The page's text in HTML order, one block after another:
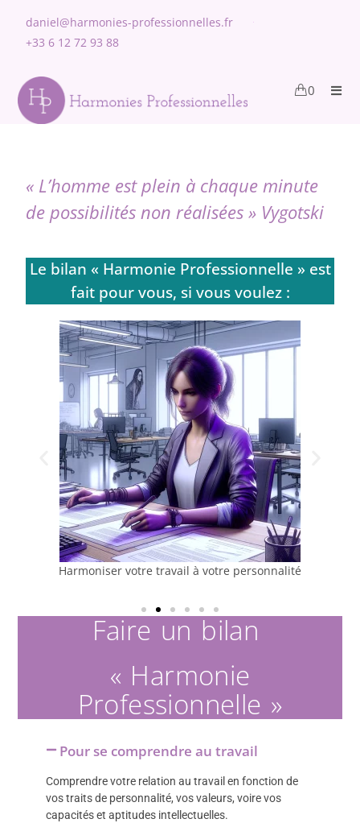
daniel@harmonies-professionnelles.fr
+33 6 12 72 93 88
0
« L’homme est plein à chaque minute
de possibilités non réalisées » Vygotski
Le bilan « Harmonie Professionnelle » est
fait pour vous, si vous voulez :
Harmoniser votre travail à votre personnalité
Faire un bilan
« Harmonie
Professionnelle »
Pour se comprendre au travail
Comprendre votre relation au travail en fonction de
vos traits de personnalité, vos valeurs, voire vos
capacités et aptitudes intellectuelles.
Harmonie Professionnelle »